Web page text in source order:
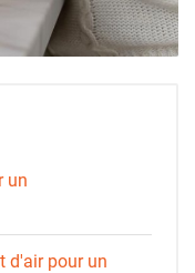
un
d'air pour un